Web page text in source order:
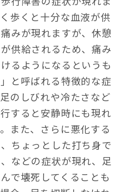
歩くと十分な血液が供
みが現れますが、休憩
供給されるため、痛み
るようになるというも
と呼ばれる特徴的な症
のしびれや冷たさなど
すると安静時にも現れ
また、さらに悪化する
ちょっとした打ち身で
などの症状が現れ、足
で壊死してくることも